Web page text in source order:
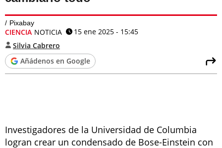
Pixabay
CIENCIA NOTICIA
15 ene 2025 - 15:45
Silvia Cabrero
Añádenos en Google
Investigadores de la Universidad de Columbia
logran crear un condensado de Bose-Einstein con